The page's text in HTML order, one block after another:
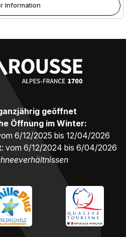
Information
geöffnet
Öffnung im Winter:
6/12/2025 bis 12/04/2026
: vom 6/12/2024 bis 6/04/2026